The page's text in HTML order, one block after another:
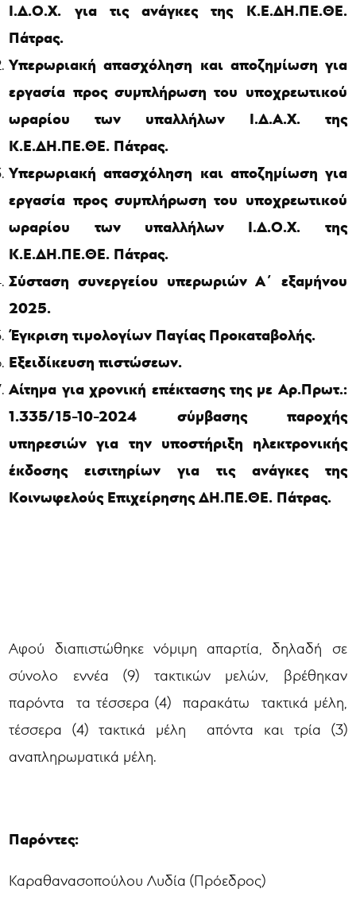
Ι.Δ.Ο.Χ. για τις ανάγκες της Κ.Ε.ΔΗ.ΠΕ.ΘΕ.
Πάτρας.
Υπερωριακή απασχόληση και αποζημίωση για
εργασία προς συμπλήρωση του υποχρεωτικού
ωραρίου των υπαλλήλων Ι.Δ.Α.Χ. της
Κ.Ε.ΔΗ.ΠΕ.ΘΕ. Πάτρας.
Υπερωριακή απασχόληση και αποζημίωση για
εργασία προς συμπλήρωση του υποχρεωτικού
ωραρίου των υπαλλήλων Ι.Δ.Ο.Χ. της
Κ.Ε.ΔΗ.ΠΕ.ΘΕ. Πάτρας.
Σύσταση συνεργείου υπερωριών Α΄ εξαμήνου
2025.
Έγκριση τιμολογίων Παγίας Προκαταβολής.
Εξειδίκευση πιστώσεων.
Αίτημα για χρονική επέκτασης της με Αρ.Πρωτ.:
1.335/15-10-2024 σύμβασης παροχής
υπηρεσιών για την υποστήριξη ηλεκτρονικής
έκδοσης εισιτηρίων για τις ανάγκες της
Κοινωφελούς Επιχείρησης ΔΗ.ΠΕ.ΘΕ. Πάτρας.
Αφού διαπιστώθηκε νόμιμη απαρτία, δηλαδή σε
σύνολο εννέα (9) τακτικών μελών, βρέθηκαν
παρόντα τα τέσσερα (4) παρακάτω τακτικά μέλη,
τέσσερα (4) τακτικά μέλη απόντα και τρία (3)
αναπληρωματικά μέλη.
Παρόντες:
Καραθανασοπούλου Λυδία (Πρόεδρος)